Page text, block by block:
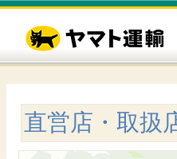
直営店・取扱